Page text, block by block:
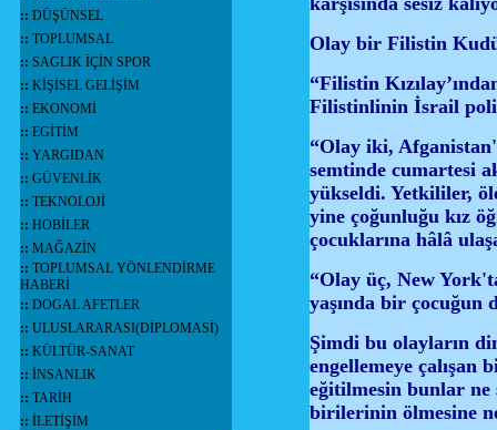
:: DÜŞÜNSEL
:: TOPLUMSAL
:: SAGLIK İÇİN SPOR
:: KİŞİSEL GELİŞİM
:: EKONOMİ
:: EGİTİM
:: YARGIDAN
:: GÜVENLİK
:: TEKNOLOJİ
:: HOBİLER
:: MAĞAZİN
:: TOPLUMSAL YÖNLENDİRME
HABERİ
:: DOGAL AFETLER
:: ULUSLARARASI(DİPLOMASİ)
:: KÜLTÜR-SANAT
:: İNSANLIK
:: TARİH
:: İLETİŞİM
Olay bir Filistin
“Filistin
Filistinlinin İsrail
“Olay iki,
semtinde cumartesi
yükseldi. Yetkililer,
yine çoğunluğu kız
çocuklarına hâlâ
“Olay üç, New
yaşında bir çocuğun
Şimdi bu olayların
engellemeye çalışan
eğitilmesin bunlar ne
birilerinin ölmesine